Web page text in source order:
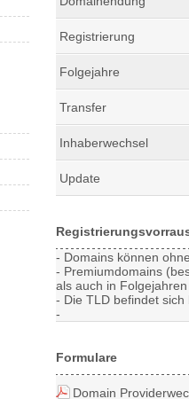
Registrierung
Folgejahre
Transfer
Inhaberwechsel
Update
- Domains können
- Premiumdomains
als auch in
- Die TLD befindet
-
Formulare
Domain